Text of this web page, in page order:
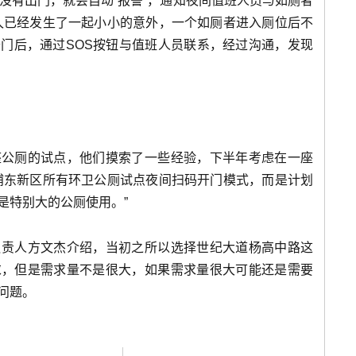
经发生了一起小小的意外，一个如厕者进入厕位后不
后，通过SOS按钮与值班人员联系，经过沟通，发现
厕的试点，他们摸索了一些经验，下半年考虑在一座
新区所有环卫公厕试点夜间扫码开门模式，而是计划
特别大的公厕使用。”
人方文杰介绍，当初之所以选择世纪大道杨高中路这
但是需求量不是很大，如果需求量很大可能还是需要
题。